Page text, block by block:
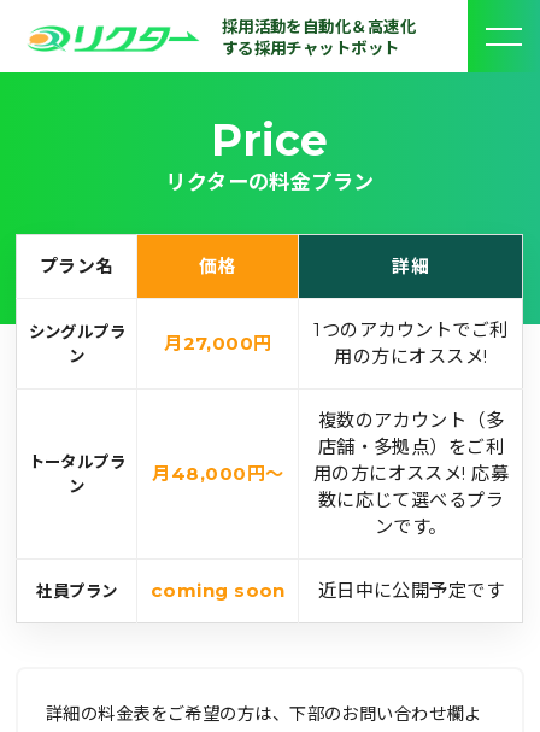
採用活動を自動化＆高速化
する採用チャットボット
Price
リクターの料金プラン
プラン名 価格 詳細
シングルプラ
ン
月27,000円
1つのアカウントでご利
用の方にオススメ!
トータルプラ
ン
月48,000円～
複数のアカウント（多
店舗・多拠点）をご利
用の方にオススメ! 応募
数に応じて選べるプラ
ンです。
社員プラン coming soon 近日中に公開予定です
詳細の料金表をご希望の方は、下部のお問い合わせ欄よ